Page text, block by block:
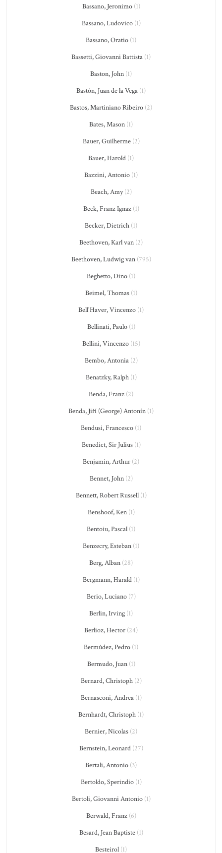
Bassano, Jeronimo(1)
Bassano, Ludovico(1)
Bassano, Oratio (1)
Bassetti, Giovanni Battista (1)
Baston, John (1)
Bastón, Juan de la Vega (1)
Bastos, Martiniano Ribeiro (2)
Bates, Mason (1)
Bauer, Guilherme(2)
Bauer, Harold (1)
Bazzini, Antonio (1)
Beach, Amy(2)
Beck, Franz Ignaz(1)
Becker, Dietrich (1)
Beethoven, Karl van (2)
Beethoven, Ludwig van(795)
Beghetto, Dino (1)
Beimel, Thomas(1)
Bell'Haver, Vincenzo (1)
Bellinati, Paulo(1)
Bellini, Vincenzo(15)
Bembo, Antonia(2)
Benatzky, Ralph(1)
Benda, Franz (2)
Benda, Jiří (George) Antonín (1)
Bendusi, Francesco (1)
Benedict, Sir Julius(1)
Benjamin, Arthur (2)
Bennet, John(2)
Bennett, Robert Russell(1)
Benshoof, Ken(1)
Bentoiu, Pascal (1)
Benzecry, Esteban (1)
Berg, Alban (28)
Bergmann, Harald(1)
Berio, Luciano(7)
Berlin, Irving (1)
Berlioz, Hector (24)
Bermúdez, Pedro (1)
Bermudo, Juan(1)
Bernard, Christoph(2)
Bernasconi, Andrea(1)
Bernhardt, Christoph (1)
Bernier, Nicolas (2)
Bernstein, Leonard(27)
Bertali, Antonio (3)
Bertoldo, Sperindio(1)
Bertoli, Giovanni Antonio(1)
Berwald, Franz(6)
Besard, Jean Baptiste(1)
Besteirol (1)